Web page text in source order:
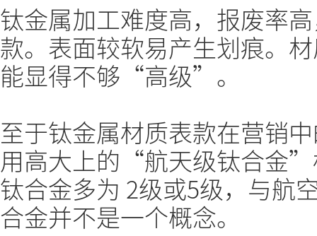
钛金属加工难度高，报废率
款。表面较软易产生划痕。
能显得不够“高级”。
至于钛金属材质表款在营销
用高大上的“航天级钛合金
钛合金多为 2级或5级，与航
合金并不是一个概念。